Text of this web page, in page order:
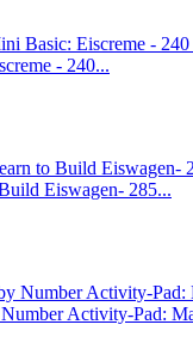
- 240...
Eiswagen- 285...
Activity-Pad: